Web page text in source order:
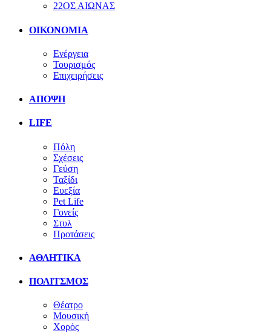
22ΟΣ ΑΙΩΝΑΣ
ΟΙΚΟΝΟΜΙΑ
Ενέργεια
Τουρισμός
Επιχειρήσεις
ΑΠΟΨΗ
LIFE
Πόλη
Σχέσεις
Γεύση
Ταξίδι
Ευεξία
Pet Life
Γονείς
Στυλ
Προτάσεις
ΑΘΛΗΤΙΚΑ
ΠΟΛΙΤΣΜΟΣ
Θέατρο
Μουσική
Χορός